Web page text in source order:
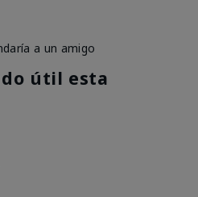
a un amigo
útil esta